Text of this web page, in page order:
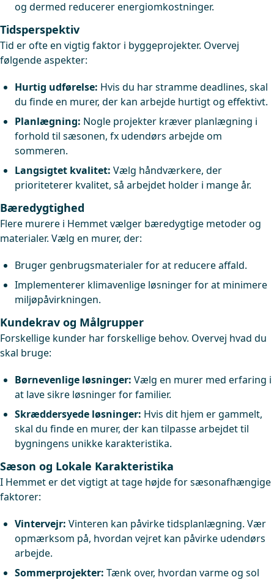
og dermed reducerer energiomkostninger.
Tidsperspektiv
Tid er ofte en vigtig faktor i byggeprojekter. Overvej
følgende aspekter:
Hurtig udførelse: Hvis du har stramme deadlines, skal
du finde en murer, der kan arbejde hurtigt og effektivt.
Planlægning: Nogle projekter kræver planlægning i
forhold til sæsonen, fx udendørs arbejde om
sommeren.
Langsigtet kvalitet: Vælg håndværkere, der
prioriteterer kvalitet, så arbejdet holder i mange år.
Bæredygtighed
Flere murere i Hemmet vælger bæredygtige metoder og
materialer. Vælg en murer, der:
Bruger genbrugsmaterialer for at reducere affald.
Implementerer klimavenlige løsninger for at minimere
miljøpåvirkningen.
Kundekrav og Målgrupper
Forskellige kunder har forskellige behov. Overvej hvad du
skal bruge:
Børnevenlige løsninger: Vælg en murer med erfaring i
at lave sikre løsninger for familier.
Skræddersyede løsninger: Hvis dit hjem er gammelt,
skal du finde en murer, der kan tilpasse arbejdet til
bygningens unikke karakteristika.
Sæson og Lokale Karakteristika
I Hemmet er det vigtigt at tage højde for sæsonafhængige
faktorer:
Vintervejr: Vinteren kan påvirke tidsplanlægning. Vær
opmærksom på, hvordan vejret kan påvirke udendørs
arbejde.
Sommerprojekter: Tænk over, hvordan varme og sol